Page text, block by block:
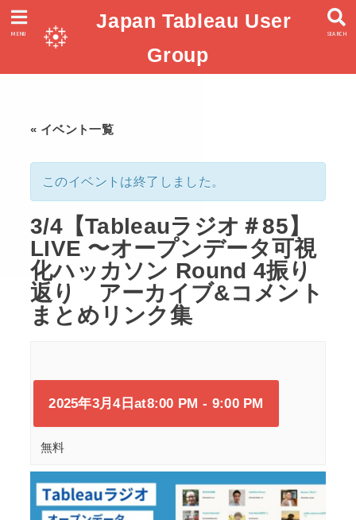
Japan Tableau User
Group
SEARCH
MENU
« イベント一覧
このイベントは終了しました。
3/4【Tableauラジオ＃85】
LIVE 〜オープンデータ可視
化ハッカソン Round 4振り
返り アーカイブ&コメント
まとめリンク集
2025年3月4日at8:00 PM - 9:00 PM
無料